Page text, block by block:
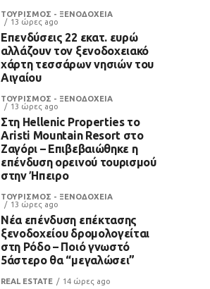
ΤΟΥΡΙΣΜΟΣ - ΞΕΝΟΔΟΧΕΙΑ
13 ώρες ago
Επενδύσεις 22 εκατ. ευρώ
αλλάζουν τον ξενοδοχειακό
χάρτη τεσσάρων νησιών του
Αιγαίου
ΤΟΥΡΙΣΜΟΣ - ΞΕΝΟΔΟΧΕΙΑ
13 ώρες ago
Στη Hellenic Properties το
Aristi Mountain Resort στο
Ζαγόρι – Επιβεβαιώθηκε η
επένδυση ορεινού τουρισμού
στην Ήπειρο
ΤΟΥΡΙΣΜΟΣ - ΞΕΝΟΔΟΧΕΙΑ
13 ώρες ago
Νέα επένδυση επέκτασης
ξενοδοχείου δρομολογείται
στη Ρόδο – Ποιό γνωστό
5άστερο θα “μεγαλώσει”
REAL ESTATE 14 ώρες ago